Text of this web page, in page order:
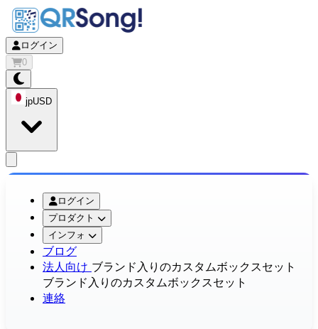
ログイン
0
jpUSD
ログイン
プロダクト
インフォ
ブログ
法人向け ブランド入りのカスタムボックスセット
ブランド入りのカスタムボックスセット
連絡